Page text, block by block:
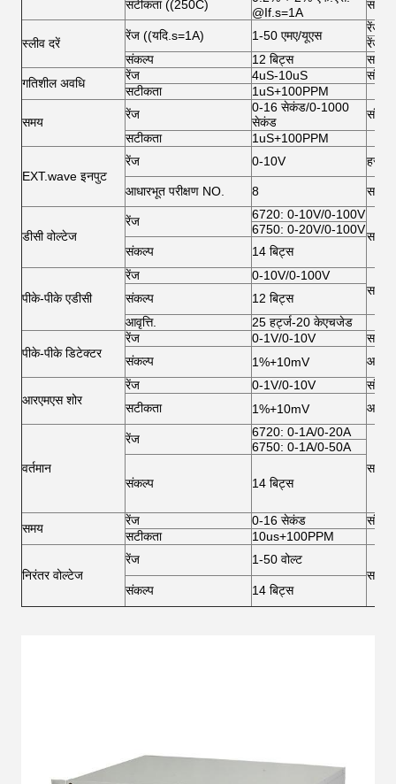
सटीकता ((250C)
@If.s=1A
स्लीव दरें
रेंज ((यदि.s=1A) 1-50 एमए/यूएस
रेंज
रेंज
संकल्प
12 बिट्स
गतिशील अवधि
रेंज 4uS-10uS
संकल्प
सटीकता
1uS+100PPM
समय
रेंज
0-16 सेकंड/0-1000
सेकंड
संकल्प
सटीकता
1uS+100PPM
EXT.wave इनपुट
रेंज 0-10V
आधारभूत परीक्षण NO. 8
डीसी वोल्टेज
रेंज
6720: 0-10V/0-100V
6750: 0-20V/0-100V
संकल्प
14 बिट्स
पीके-पीके एडीसी
रेंज
0-10V/0-100V
संकल्प
12 बिट्स
आवृत्ति.
25 हर्ट्ज-20 केएचजेड
पीके-पीके डिटेक्टर
रेंज 0-1V/0-10V
संकल्प
1%+10mV
आरएमएस शोर
रेंज 0-1V/0-10V
संकल्प
सटीकता
1%+10mV
वर्तमान
रेंज 6720: 0-1A/0-20A
6750: 0-1A/0-50A
संकल्प 14 बिट्स
समय
रेंज 0-16 सेकंड
संकल्प
सटीकता
10us+100PPM
निरंतर वोल्टेज
रेंज
1-50 वोल्ट
संकल्प
14 बिट्स